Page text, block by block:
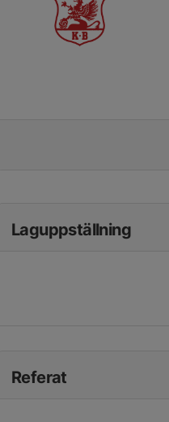
Laguppställning
Referat